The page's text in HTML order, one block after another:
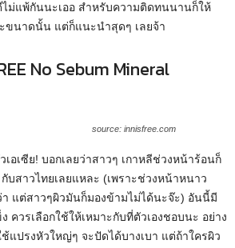
ม่แพ้กันนะเออ สำหรับความติดทนนานก็ให้
ขนาดนั้น แต่ก็แนะนำสุดๆ เลยจ้า
No Sebum Mineral
source: innisfree.com
อเซีย! บอกเลยว่าสาวๆ เกาหลีช่วงหน้าร้อนก็
กับสาวไทยเลยแหละ (เพราะช่วงหน้าหนาว
า แต่สาวๆผิวมันก็มองข้ามไม่ได้นะจ๊ะ) อันนี้มี
ควรเลือกใช้ให้เหมาะกับที่ตัวเองชอบนะ อย่าง
แปรงหัวใหญ่ๆ จะปัดได้บางเบา แต่ถ้าใครผิว